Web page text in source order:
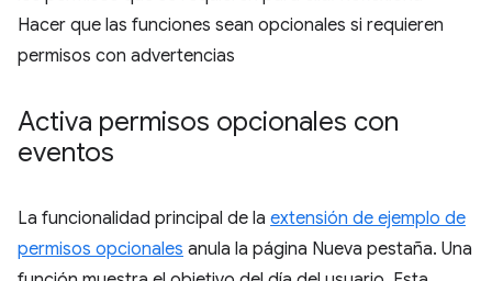
Hacer que las funciones sean opcionales si requieren
permisos con advertencias
Activa permisos opcionales con
eventos
La funcionalidad principal de la extensión de ejemplo de
permisos opcionales anula la página Nueva pestaña. Una